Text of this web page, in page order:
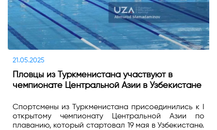
21.05.2025
Пловцы из Туркменистана участвуют в
чемпионате Центральной Азии в Узбекистане
Спортсмены из Туркменистана присоединились к I
открытому чемпионату Центральной Азии по
плаванию, который стартовал 19 мая в Узбекистане.